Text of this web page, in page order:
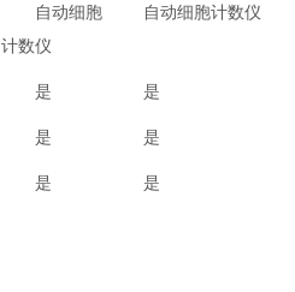
自动细胞
计数仪
自动细胞计数仪
是 是
是 是
是 是